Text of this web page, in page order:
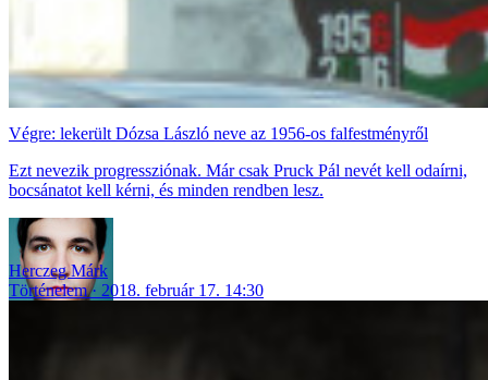
Végre: lekerült Dózsa László neve az 1956-os falfestményről
Ezt nevezik progressziónak. Már csak Pruck Pál nevét kell odaírni,
bocsánatot kell kérni, és minden rendben lesz.
Herczeg Márk
Történelem
2018. február 17. 14:30